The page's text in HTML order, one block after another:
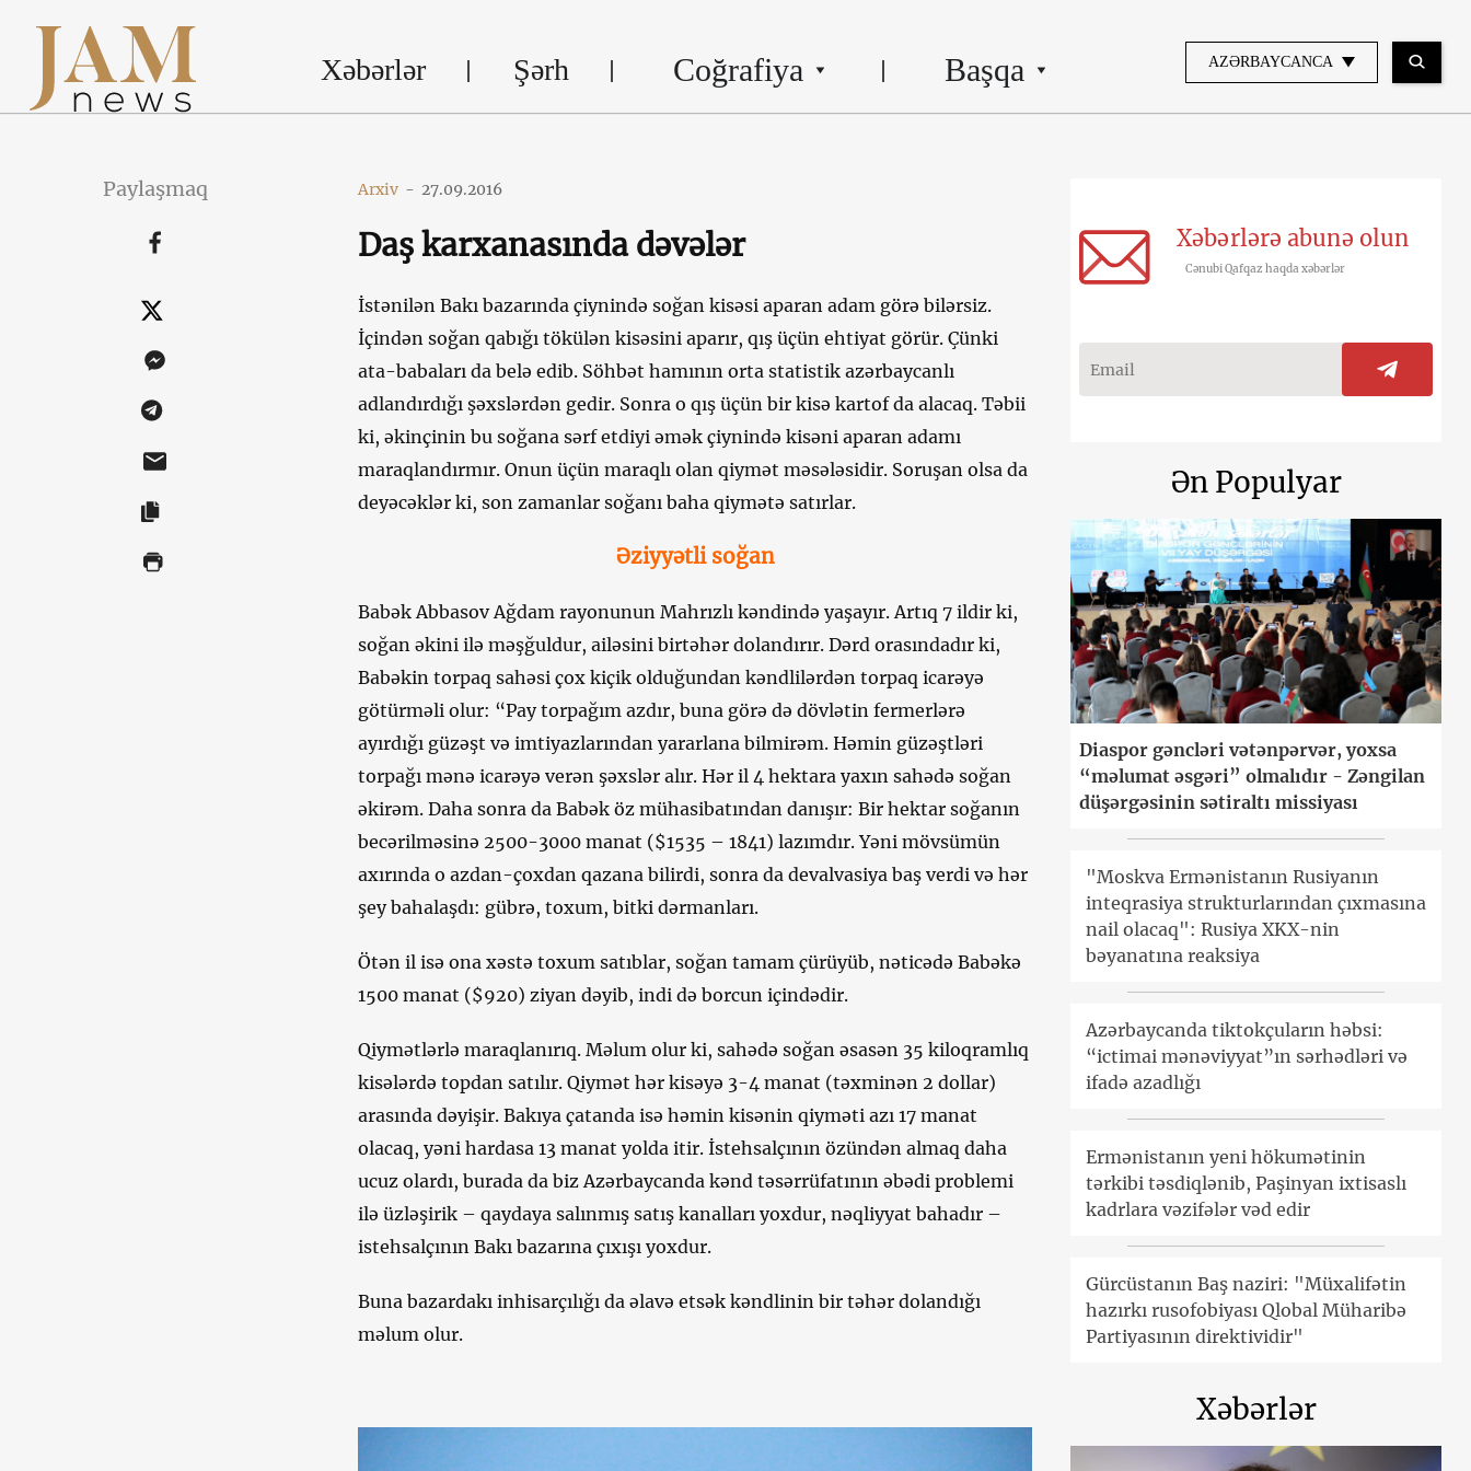
Xəbərlər Şərh Coğrafiya Başqa AZƏRBAYCANCA
Paylaşmaq Arxiv - 27.09.2016
Daş karxanasında dəvələr
İstənilən Bakı bazarında çiynində soğan kisəsi aparan adam görə bilərsiz.
İçindən soğan qabığı tökülən kisəsini aparır, qış üçün ehtiyat görür. Çünki
ata-babaları da belə edib. Söhbət hamının orta statistik azərbaycanlı
adlandırdığı şəxslərdən gedir. Sonra o qış üçün bir kisə kartof da alacaq. Təbii
ki, əkinçinin bu soğana sərf etdiyi əmək çiynində kisəni aparan adamı
maraqlandırmır. Onun üçün maraqlı olan qiymət məsələsidir. Soruşan olsa da
deyəcəklər ki, son zamanlar soğanı baha qiymətə satırlar.
Əziyyətli soğan
Babək Abbasov Ağdam rayonunun Mahrızlı kəndində yaşayır. Artıq 7 ildir ki,
soğan əkini ilə məşğuldur, ailəsini birtəhər dolandırır. Dərd orasındadır ki,
Babəkin torpaq sahəsi çox kiçik olduğundan kəndlilərdən torpaq icarəyə
götürməli olur: “Pay torpağım azdır, buna görə də dövlətin fermerlərə
ayırdığı güzəşt və imtiyazlarından yararlana bilmirəm. Həmin güzəştləri
torpağı mənə icarəyə verən şəxslər alır. Hər il 4 hektara yaxın sahədə soğan
əkirəm. Daha sonra da Babək öz mühasibatından danışır: Bir hektar soğanın
becərilməsinə 2500-3000 manat ($1535 – 1841) lazımdır. Yəni mövsümün
axırında o azdan-çoxdan qazana bilirdi, sonra da devalvasiya baş verdi və hər
şey bahalaşdı: gübrə, toxum, bitki dərmanları.
Ötən il isə ona xəstə toxum satıblar, soğan tamam çürüyüb, nəticədə Babəkə
1500 manat ($920) ziyan dəyib, indi də borcun içindədir.
Qiymətlərlə maraqlanırıq. Məlum olur ki, sahədə soğan əsasən 35 kiloqramlıq
kisələrdə topdan satılır. Qiymət hər kisəyə 3-4 manat (təxminən 2 dollar)
arasında dəyişir. Bakıya çatanda isə həmin kisənin qiyməti azı 17 manat
olacaq, yəni hardasa 13 manat yolda itir. İstehsalçının özündən almaq daha
ucuz olardı, burada da biz Azərbaycanda kənd təsərrüfatının əbədi problemi
ilə üzləşirik – qaydaya salınmış satış kanalları yoxdur, nəqliyyat bahadır –
istehsalçının Bakı bazarına çıxışı yoxdur.
Buna bazardakı inhisarçılığı da əlavə etsək kəndlinin bir təhər dolandığı
məlum olur.
Xəbərlərə abunə olun
Cənubi Qafqaz haqda xəbərlər
Ən Populyar
Diaspor gəncləri vətənpərvər, yoxsa
“məlumat əsgəri” olmalıdır - Zəngilan
düşərgəsinin sətiraltı missiyası
"Moskva Ermənistanın Rusiyanın
inteqrasiya strukturlarından çıxmasına
nail olacaq": Rusiya XKX-nin
bəyanatına reaksiya
Azərbaycanda tiktokçuların həbsi:
“ictimai mənəviyyat”ın sərhədləri və
ifadə azadlığı
Ermənistanın yeni hökumətinin
tərkibi təsdiqlənib, Paşinyan ixtisaslı
kadrlara vəzifələr vəd edir
Gürcüstanın Baş naziri: "Müxalifətin
hazırkı rusofobiyası Qlobal Müharibə
Partiyasının direktividir"
Xəbərlər